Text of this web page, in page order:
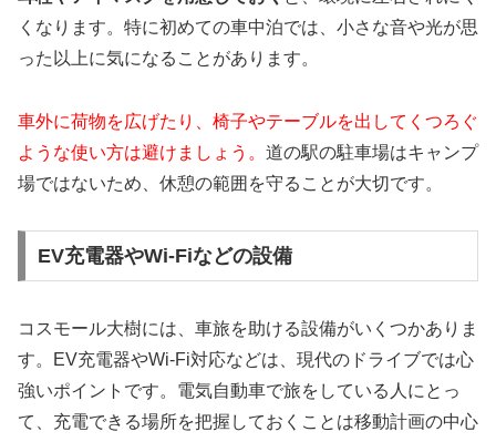
くなります。特に初めての車中泊では、小さな音や光が思
った以上に気になることがあります。
車外に荷物を広げたり、椅子やテーブルを出してくつろぐ
ような使い方は避けましょう。 道の駅の駐車場はキャンプ
場ではないため、休憩の範囲を守ることが大切です。
EV充電器やWi-Fiなどの設備
コスモール大樹には、車旅を助ける設備がいくつかありま
す。EV充電器やWi-Fi対応などは、現代のドライブでは心
強いポイントです。電気自動車で旅をしている人にとっ
て、充電できる場所を把握しておくことは移動計画の中心